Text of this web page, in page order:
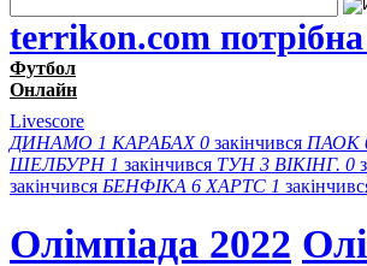
terrikon.com
Футбол
Онлайн
Livescore
ДИНАМО 1 КАРАБАХ 0 закінчився ПАОК
ШЕЛБУРН 1 закінчився ТУН 3 ВІКІНГ. 0
закінчився БЕНФІКА 6 ХАРТС 1
Олімпіада 2022